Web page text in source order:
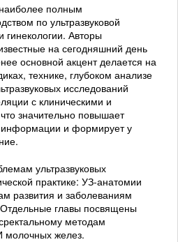
полным
по ультразвуковой
гинекологии. Авторы
на сегодняшний день
основной акцент делается на
технике, глубоком анализе
исследований
с клиническими и
значительно повышает
информации и формирует у
ультразвуковых
практике: УЗ-анатомии
развития и заболеваниям
Отдельные главы посвящены
методам
молочных желез.